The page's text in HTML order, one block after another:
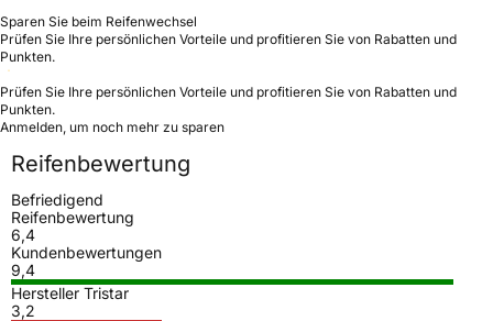
Sparen Sie beim Reifenwechsel
Prüfen Sie Ihre persönlichen Vorteile und profitieren Sie von Rabatten und
Punkten.
Prüfen Sie Ihre persönlichen Vorteile und profitieren Sie von Rabatten und
Punkten.
Anmelden, um noch mehr zu sparen
Reifenbewertung
Befriedigend
Reifenbewertung
6,4
Kundenbewertungen
9,4
Hersteller Tristar
3,2